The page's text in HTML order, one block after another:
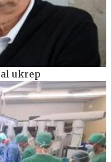
ukrep